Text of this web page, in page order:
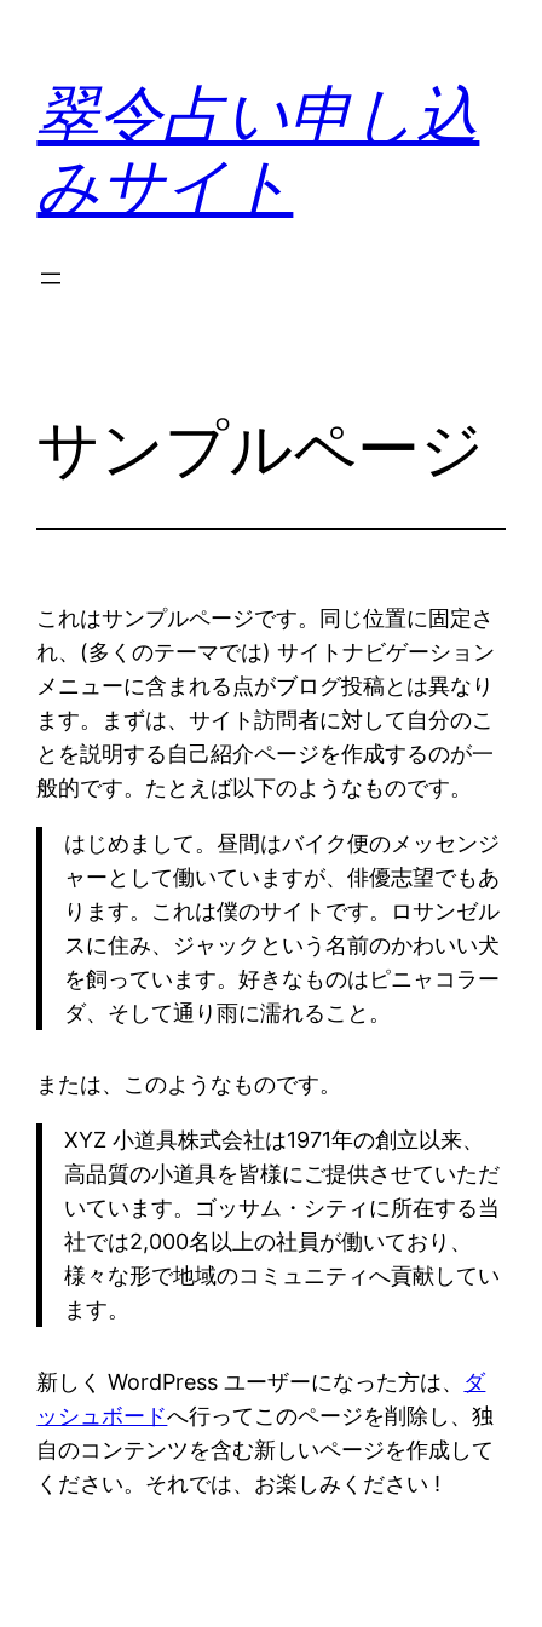
翠令占い申し込
みサイト
サンプルページ
これはサンプルページです。同じ位置に固定さ
れ、(多くのテーマでは) サイトナビゲーション
メニューに含まれる点がブログ投稿とは異なり
ます。まずは、サイト訪問者に対して自分のこ
とを説明する自己紹介ページを作成するのが一
般的です。たとえば以下のようなものです。
はじめまして。昼間はバイク便のメッセンジ
ャーとして働いていますが、俳優志望でもあ
ります。これは僕のサイトです。ロサンゼル
スに住み、ジャックという名前のかわいい犬
を飼っています。好きなものはピニャコラー
ダ、そして通り雨に濡れること。
または、このようなものです。
XYZ 小道具株式会社は1971年の創立以来、
高品質の小道具を皆様にご提供させていただ
いています。ゴッサム・シティに所在する当
社では2,000名以上の社員が働いており、
様々な形で地域のコミュニティへ貢献してい
ます。
新しく WordPress ユーザーになった方は、 ダ
ッシュボードへ行ってこのページを削除し、独
自のコンテンツを含む新しいページを作成して
ください。それでは、お楽しみください !